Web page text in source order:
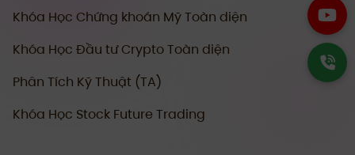
Khóa Học Chứng khoán Mỹ Toàn diện
Khóa Học Đầu tư Crypto Toàn diện
Phân Tích Kỹ Thuật (TA)
Khóa Học Stock Future Trading